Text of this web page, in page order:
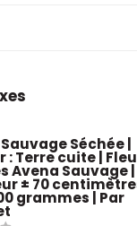
Séchée |
: Terre cuite |
Avena Sauvage |
± 70
grammes | Par